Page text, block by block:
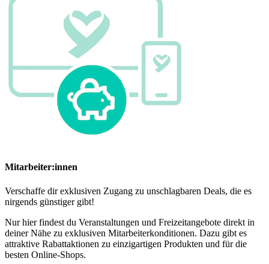
Mitarbeiter:innen
Verschaffe dir exklusiven Zugang zu unschlagbaren Deals, die es
nirgends günstiger gibt!
Nur hier findest du Veranstaltungen und Freizeitangebote direkt in
deiner Nähe zu exklusiven Mitarbeiterkonditionen. Dazu gibt es
attraktive Rabattaktionen zu einzigartigen Produkten und für die
besten Online-Shops.